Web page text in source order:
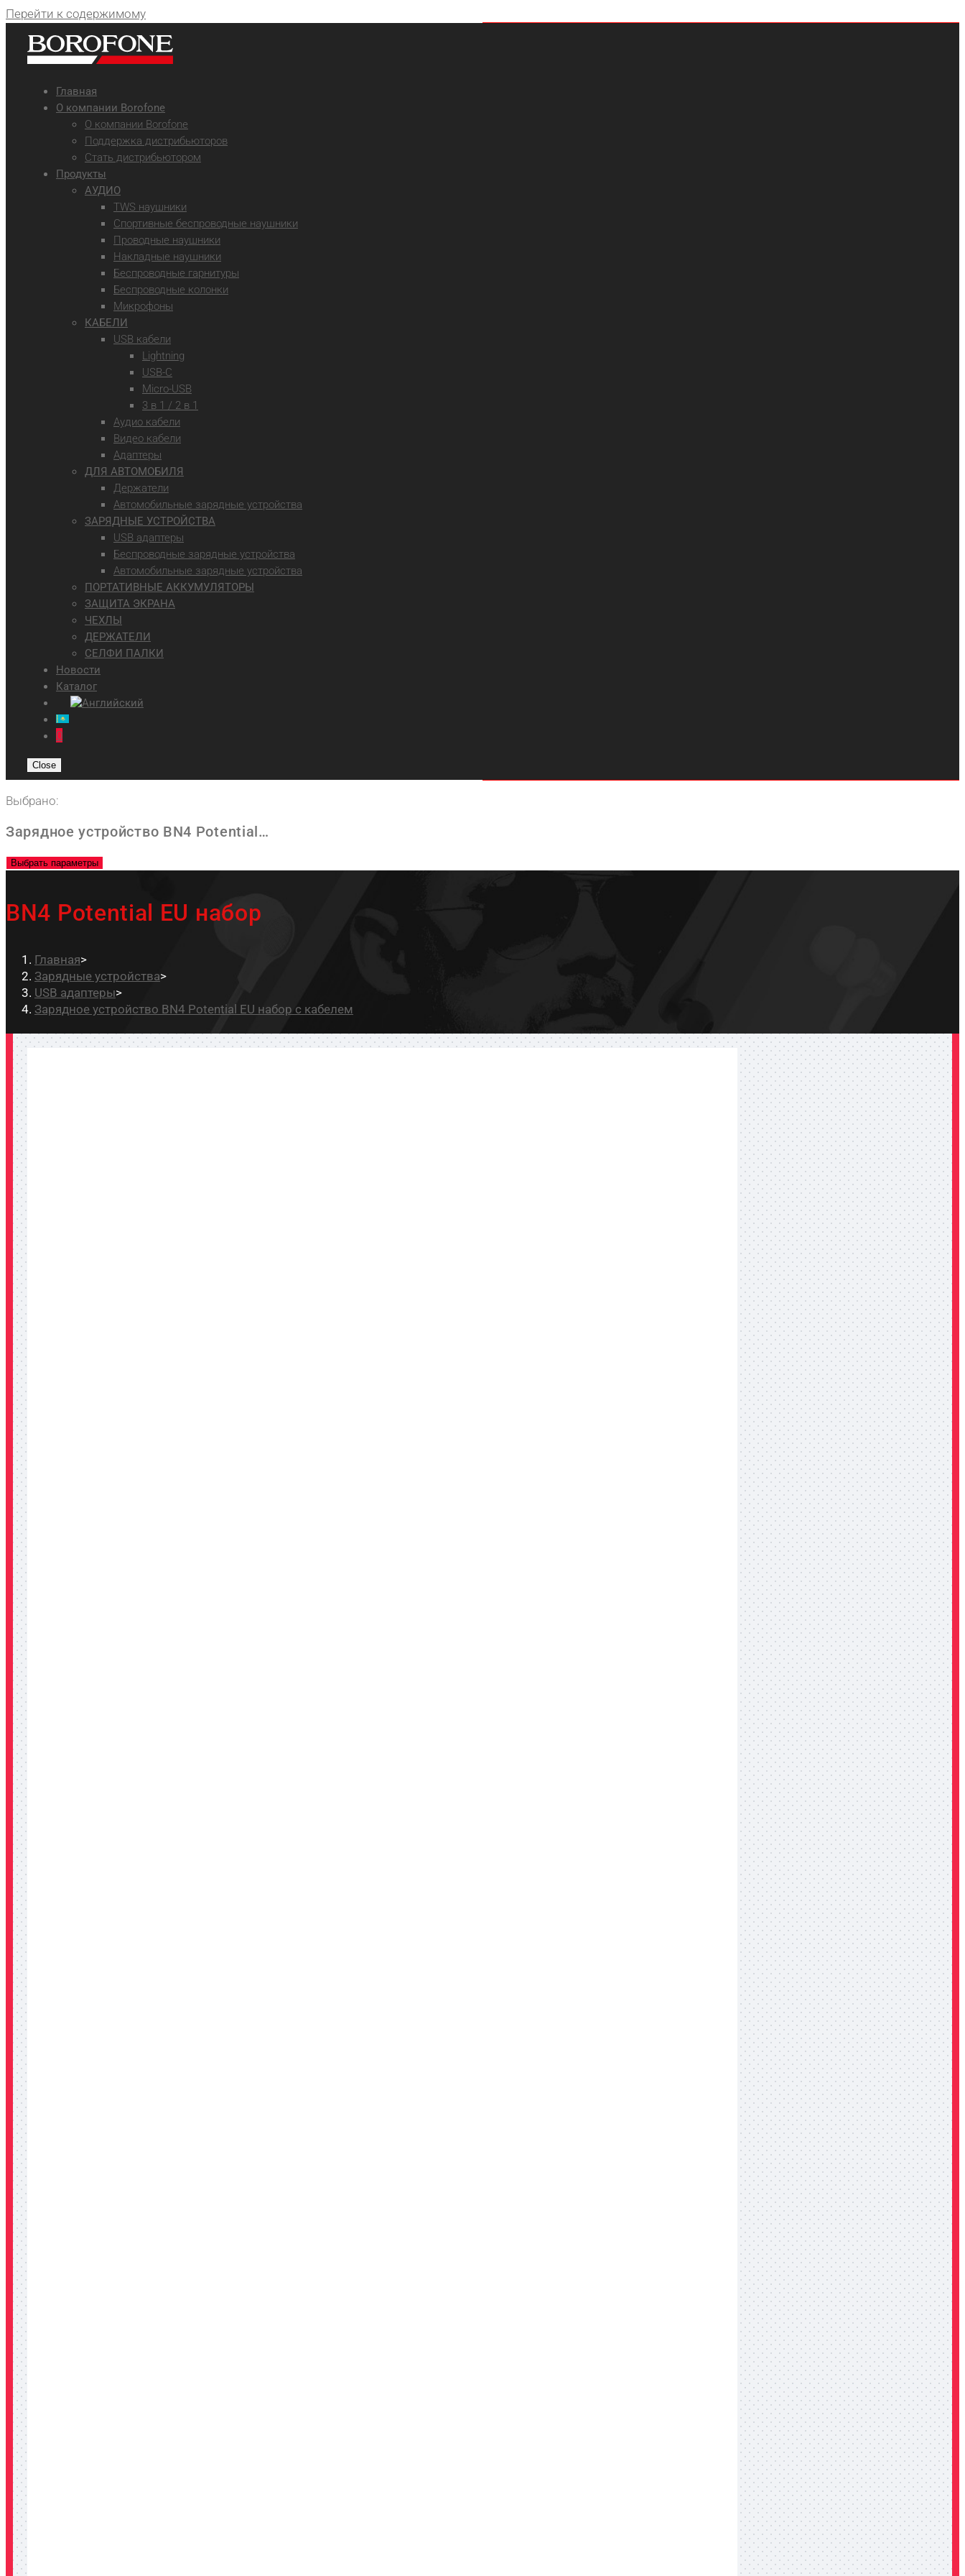
Перейти к содержимому
Главная
О компании Borofone
О компании Borofone
Поддержка дистрибьюторов
Стать дистрибьютором
Продукты
АУДИО
TWS наушники
Спортивные беспроводные наушники
Проводные наушники
Накладные наушники
Беспроводные гарнитуры
Беспроводные колонки
Микрофоны
КАБЕЛИ
USB кабели
Lightning
USB-C
Micro-USB
3 в 1 / 2 в 1
Аудио кабели
Видео кабели
Адаптеры
ДЛЯ АВТОМОБИЛЯ
Держатели
Автомобильные зарядные устройства
ЗАРЯДНЫЕ УСТРОЙСТВА
USB адаптеры
Беспроводные зарядные устройства
Автомобильные зарядные устройства
ПОРТАТИВНЫЕ АККУМУЛЯТОРЫ
ЗАЩИТА ЭКРАНА
ЧЕХЛЫ
ДЕРЖАТЕЛИ
СЕЛФИ ПАЛКИ
Новости
Каталог
0
Close
Выбрано:
Зарядное устройство BN4 Potential…
Выбрать параметры
BN4 Potential EU набор
Главная>
Зарядные устройства>
USB адаптеры>
Зарядное устройство BN4 Potential EU набор с кабелем